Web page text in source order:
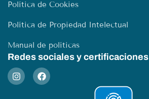
Política de Cookies
Política de Propiedad Intelectual
Manual de políticas
Redes sociales y certificaciones